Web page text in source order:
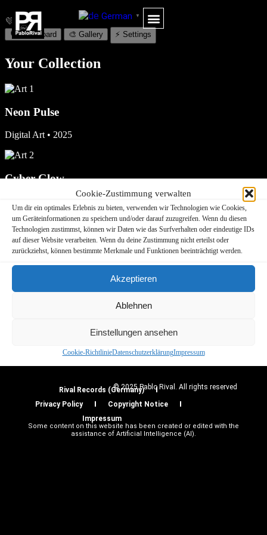
Cookie-Zustimmung verwalten
Um dir ein optimales Erlebnis zu bieten, verwenden wir Technologien wie Cookies,
um Geräteinformationen zu speichern und/oder darauf zuzugreifen. Wenn du diesen
Technologien zustimmst, können wir Daten wie das Surfverhalten oder eindeutige IDs
auf dieser Website verarbeiten. Wenn du deine Zustimmung nicht erteilst oder
zurückziehst, können bestimmte Merkmale und Funktionen beeinträchtigt werden.
Akzeptieren
Ablehnen
Einstellungen ansehen
Cookie-RichtlinieDatenschutzerklärungImpressum
German ▼
💜 ⚙️
🌀 Dashboard 🎨 Gallery ⚡ Settings
Your Collection
Neon Pulse
Digital Art • 2025
Cyber Glow
Quantum Echo
Generated Design
© 2025 Pablo Rival. All rights reserved
Rival Records (Germany)
Privacy Policy
Copyright Notice
Impressum
Some content on this website has been created or edited with the
assistance of Artificial Intelligence (AI).